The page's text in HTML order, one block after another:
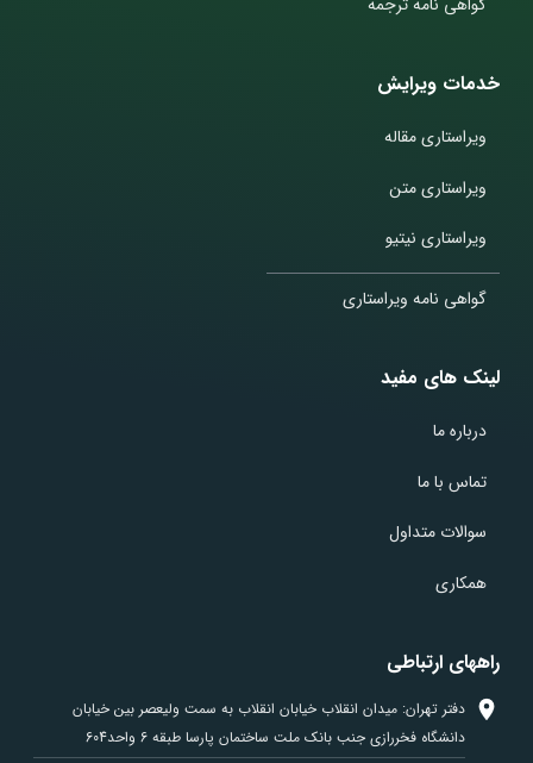
خدمات ویرایش
ویراستاری مقاله
ویراستاری متن
ویراستاری نیتیو
گواهی نامه ویراستاری
لینک های مفید
درباره ما
تماس با ما
سوالات متداول
همکاری
راههای ارتباطی
دفتر تهران: میدان انقلاب خیابان انقلاب به سمت ولیعصر بین خیابان
دانشگاه فخررازی جنب بانک ملت ساختمان پارسا طبقه 6 واحد604